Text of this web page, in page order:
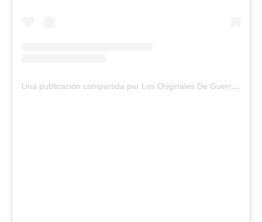
Una publicación compartida por Los Originales De Guerra (@losoriginalesdeguerra)